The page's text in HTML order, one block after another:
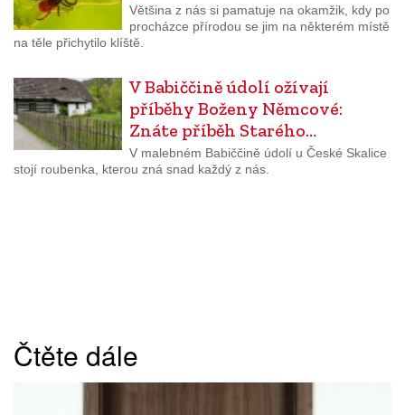
Většina z nás si pamatuje na okamžik, kdy po
procházce přírodou se jim na některém místě
na těle přichytilo klíště.
V Babiččině údolí ožívají
příběhy Boženy Němcové:
Znáte příběh Starého…
V malebném Babiččině údolí u České Skalice
stojí roubenka, kterou zná snad každý z nás.
Čtěte dále